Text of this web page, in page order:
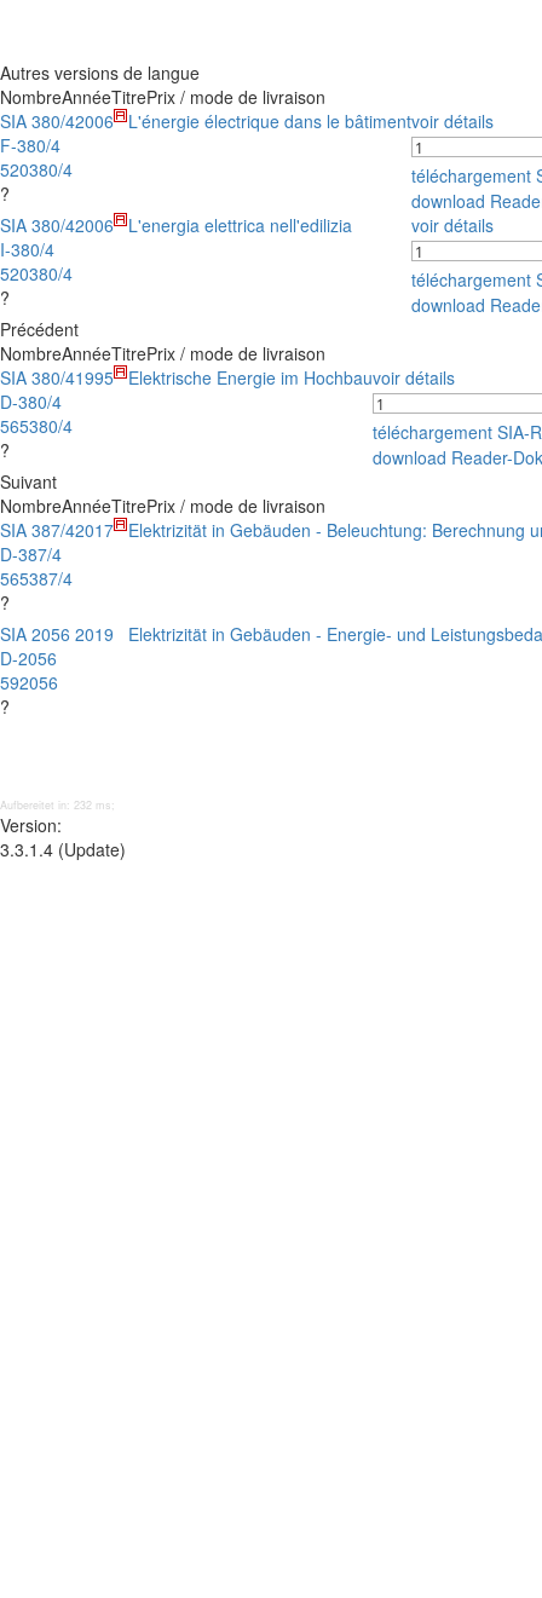
Autres versions de langue
NombreAnnéeTitrePrix / mode de livraison
SIA 380/4
F-380/4
520380/4
?
2006 L'énergie électrique dans le bâtimentvoir détails
téléchargement
download
SIA 380/4
I-380/4
520380/4
?
2006 L'energia elettrica nell'edilizia voir détails
téléchargement
download
Précédent
NombreAnnéeTitrePrix / mode de livraison
SIA 380/4
D-380/4
565380/4
?
1995 Elektrische Energie im Hochbauvoir détails
téléchargement SIA-
download Reader-
Suivant
NombreAnnéeTitrePrix / mode de livraison
SIA 387/4
D-387/4
565387/4
?
2017 Elektrizität in Gebäuden - Beleuchtung: Berechnung
SIA 2056
D-2056
592056
?
2019 Elektrizität in Gebäuden - Energie- und
Aufbereitet in: 232 ms;
Version:
3.3.1.4 (Update)